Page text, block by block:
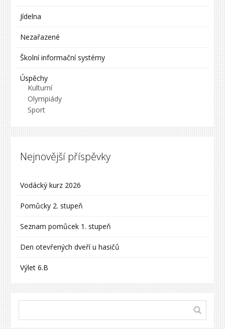
Jídelna
Nezařazené
Školní informační systémy
Úspěchy
Kulturní
Olympiády
Sport
Nejnovější příspěvky
Vodácký kurz 2026
Pomůcky 2. stupeň
Seznam pomůcek 1. stupeň
Den otevřených dveří u hasičů
Výlet 6.B